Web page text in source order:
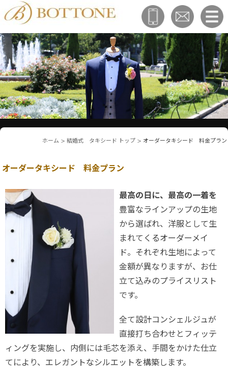
ホーム > 結婚式 タキシード トップ > オーダータキシード 料金プラン
オーダータキシード 料金プラン
最高の日に、最高の一着を
豊富なラインアップの生地
から選ばれ、洋服として生
まれてくるオーダーメイ
ド。それぞれ生地によって
金額が異なりますが、お仕
立て込みのプライスリスト
です。
全て設計コンシェルジュが
直接打ち合わせとフィッテ
ィングを実施し、内側には毛芯を添え、手間をかけた仕立
てにより、エレガントなシルエットを構築します。